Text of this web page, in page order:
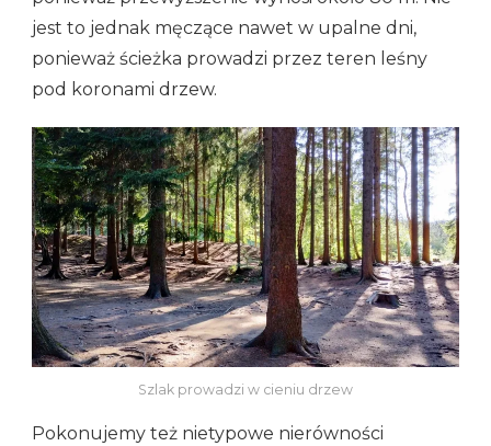
jest to jednak męczące nawet w upalne dni,
ponieważ ścieżka prowadzi przez teren leśny
pod koronami drzew.
Szlak prowadzi w cieniu drzew
Pokonujemy też nietypowe nierówności